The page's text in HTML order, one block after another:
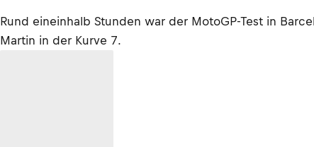
Rund eineinhalb Stunden war der MotoGP-Test in
Martin in der Kurve 7.